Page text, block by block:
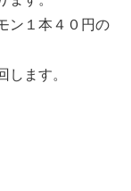
ン１本４０円の
ます。